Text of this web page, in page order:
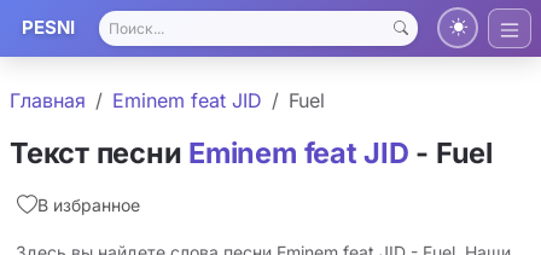
PESNI
Главная Eminem feat JID Fuel
Текст песни Eminem feat JID - Fuel
В избранное